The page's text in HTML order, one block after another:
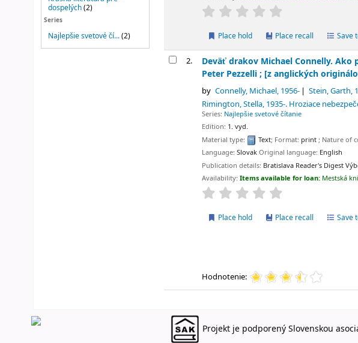
dospelých(2)
Series
Najlepšie svetové čí...(2) Place hold Place recall Save
2. Deväť drakov Michael Connelly.
Peter Pezzelli ; [z anglických
by Connelly, Michael, 1956- Stein, Garth,
Rimington, Stella, 1935-. Hroziace
Series: Najlepšie svetové čítanie
Edition: 1. vyd.
Material type:
Text; Format: print; Nature of
Language:SlovakOriginal language: English
Publication details: Bratislava Reader's Digest
Availability:Items available for loan: Mestská
Place hold Place recall Save
Hodnotenie:
Projekt je podporený Slovenskou